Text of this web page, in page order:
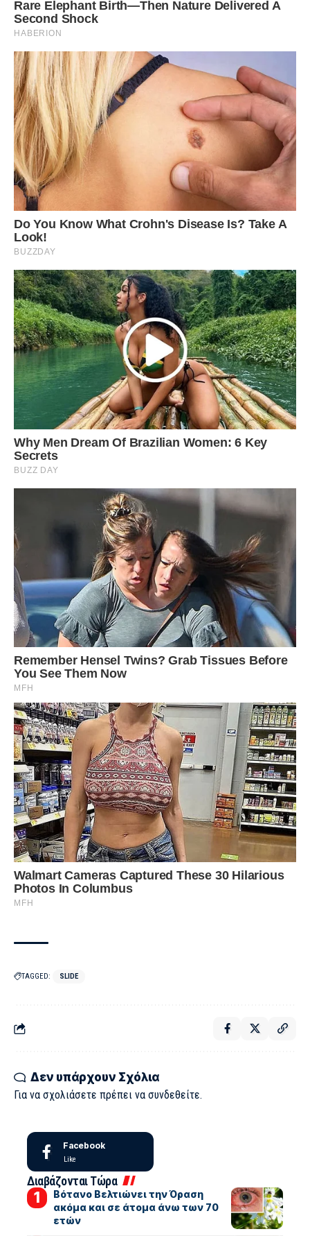
TAGGED: SLIDE
Δεν υπάρχουν Σχόλια
Για να σχολιάσετε πρέπει να συνδεθείτε.
Facebook
Like
Διαβάζονται Τώρα
Βότανο Βελτιώνει την Όραση
ακόμα και σε άτομα άνω των 70
ετών